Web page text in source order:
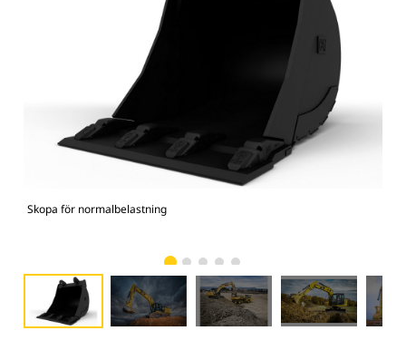
Skopa för normalbelastning